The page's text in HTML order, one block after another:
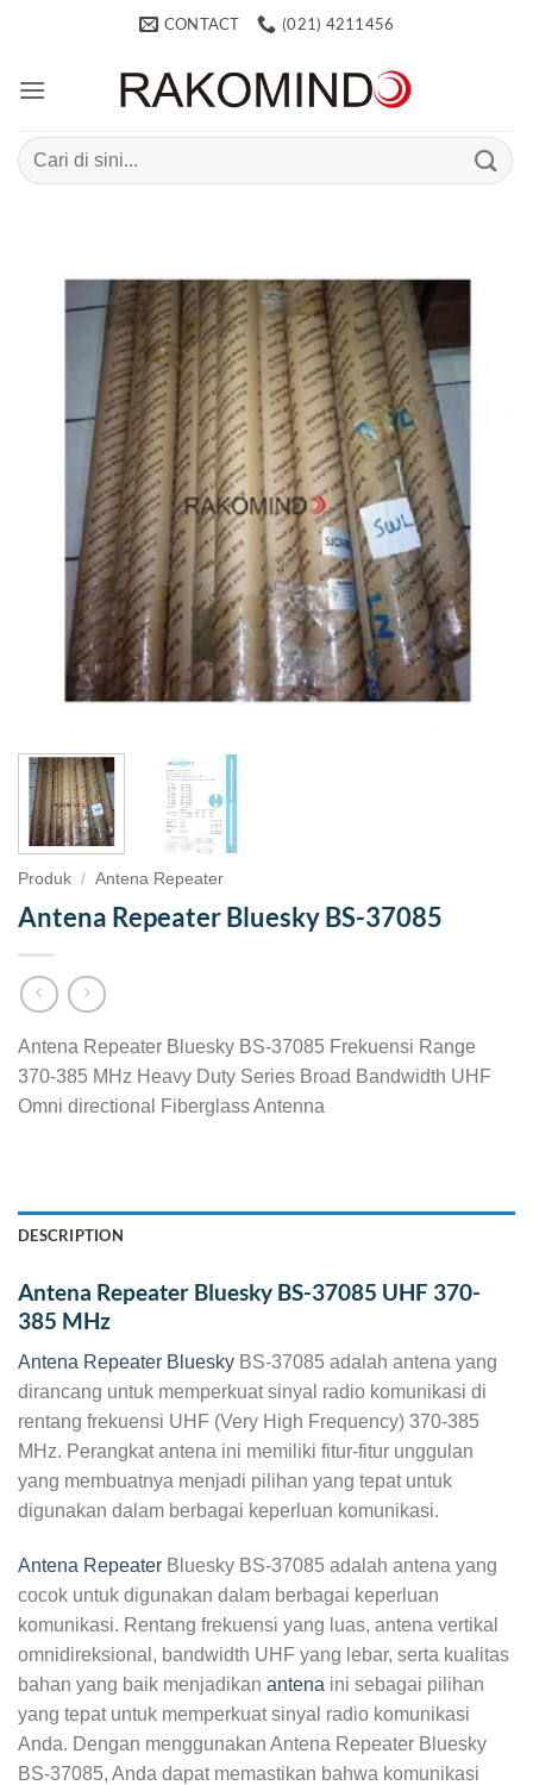
CONTACT (021) 4211456
Search
for:
Produk / Antena Repeater
Antena Repeater Bluesky BS-37085
Antena Repeater Bluesky BS-37085 Frekuensi Range
370-385 MHz Heavy Duty Series Broad Bandwidth UHF
Omni directional Fiberglass Antenna
DESCRIPTION
Antena Repeater Bluesky BS-37085 UHF 370-
385 MHz
Antena Repeater Bluesky BS-37085 adalah antena yang
dirancang untuk memperkuat sinyal radio komunikasi di
rentang frekuensi UHF (Very High Frequency) 370-385
MHz. Perangkat antena ini memiliki fitur-fitur unggulan
yang membuatnya menjadi pilihan yang tepat untuk
digunakan dalam berbagai keperluan komunikasi.
Antena Repeater Bluesky BS-37085 adalah antena yang
cocok untuk digunakan dalam berbagai keperluan
komunikasi. Rentang frekuensi yang luas, antena vertikal
omnidireksional, bandwidth UHF yang lebar, serta kualitas
bahan yang baik menjadikan antena ini sebagai pilihan
yang tepat untuk memperkuat sinyal radio komunikasi
Anda. Dengan menggunakan Antena Repeater Bluesky
BS-37085, Anda dapat memastikan bahwa komunikasi